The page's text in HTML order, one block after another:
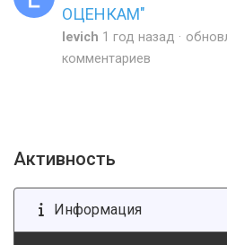
ОЦЕНКАМ"
levich 1 год назад
комментариев
Активность
Информация